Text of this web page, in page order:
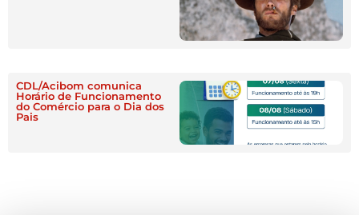
CDL/Acibom comunica
Horário de Funcionamento
do Comércio para o Dia dos
Pais